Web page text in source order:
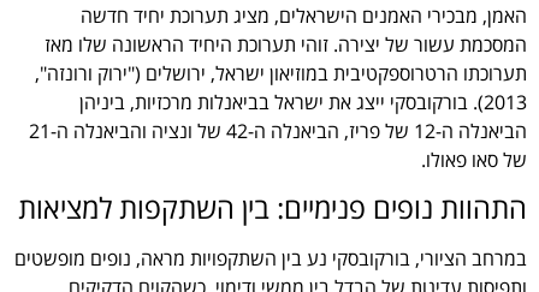
האמן, מבכירי האמנים הישראלים, מציג תערוכת יחיד חדשה
המסכמת עשור של יצירה. זוהי תערוכת היחיד הראשונה שלו מאז
תערוכתו הרטרוספקטיבית במוזיאון ישראל, ירושלים ("ירוק ורונזה",
2013). בורקובסקי ייצג את ישראל בביאנלות מרכזיות, ביניהן
הביאנלה ה-12 של פריז, הביאנלה ה-42 של ונציה והביאנלה ה-21
של סאו פאולו.
התהוות נופים פנימיים: בין השתקפות למציאות
במרחב הציורי, בורקובסקי נע בין השתקפויות מראה, נופים מופשטים